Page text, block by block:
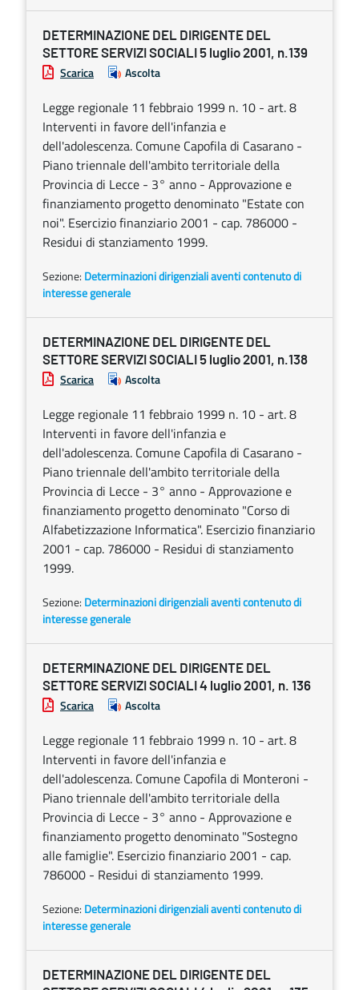
DETERMINAZIONE DEL DIRIGENTE DEL
SETTORE SERVIZI SOCIALI 5 luglio 2001, n.139
Scarica Ascolta
Legge regionale 11 febbraio 1999 n. 10 - art. 8
Interventi in favore dell'infanzia e
dell'adolescenza. Comune Capofila di Casarano -
Piano triennale dell'ambito territoriale della
Provincia di Lecce - 3° anno - Approvazione e
finanziamento progetto denominato "Estate con
noi". Esercizio finanziario 2001 - cap. 786000 -
Residui di stanziamento 1999.
Sezione: Determinazioni dirigenziali aventi contenuto di
interesse generale
DETERMINAZIONE DEL DIRIGENTE DEL
SETTORE SERVIZI SOCIALI 5 luglio 2001, n.138
Scarica Ascolta
Legge regionale 11 febbraio 1999 n. 10 - art. 8
Interventi in favore dell'infanzia e
dell'adolescenza. Comune Capofila di Casarano -
Piano triennale dell'ambito territoriale della
Provincia di Lecce - 3° anno - Approvazione e
finanziamento progetto denominato "Corso di
Alfabetizzazione Informatica". Esercizio finanziario
2001 - cap. 786000 - Residui di stanziamento
1999.
Sezione: Determinazioni dirigenziali aventi contenuto di
interesse generale
DETERMINAZIONE DEL DIRIGENTE DEL
SETTORE SERVIZI SOCIALI 4 luglio 2001, n. 136
Scarica Ascolta
Legge regionale 11 febbraio 1999 n. 10 - art. 8
Interventi in favore dell'infanzia e
dell'adolescenza. Comune Capofila di Monteroni -
Piano triennale dell'ambito territoriale della
Provincia di Lecce - 3° anno - Approvazione e
finanziamento progetto denominato "Sostegno
alle famiglie". Esercizio finanziario 2001 - cap.
786000 - Residui di stanziamento 1999.
Sezione: Determinazioni dirigenziali aventi contenuto di
interesse generale
DETERMINAZIONE DEL DIRIGENTE DEL